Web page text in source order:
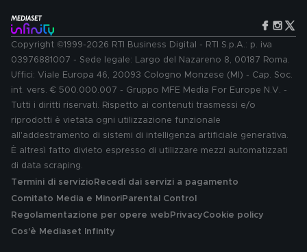
Copyright ©1999-2026 RTI Business Digital - RTI S.p.A.: p. iva
03976881007 - Sede legale: Largo del Nazareno 8, 00187 Roma.
Uffici: Viale Europa 46, 20093 Cologno Monzese (MI) - Cap. Soc.
int. vers. € 500.000.007 - Gruppo MFE Media For Europe N.V. -
Tutti i diritti riservati. Rispetto ai contenuti trasmessi e/o
riprodotti è vietata ogni utilizzazione funzionale
all'addestramento di sistemi di intelligenza artificiale generativa.
È altresì fatto divieto espresso di utilizzare mezzi automatizzati
di data scraping.
Termini di servizio Recedi dai servizi a pagamento
Comitato Media e MinoriParental Control
Regolamentazione per opere web PrivacyCookie policy
Cos'è Mediaset Infinity